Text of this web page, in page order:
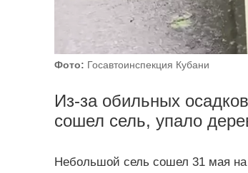
Фото: Госавтоинспекция Кубани
Из-за обильных
сошел сель, упало
Небольшой сель сошел 31 мая на